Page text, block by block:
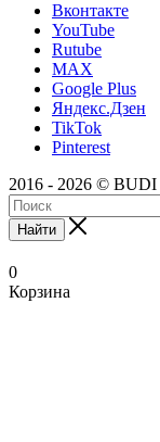
Вконтакте
YouTube
Rutube
MAX
Google Plus
Яндекс.Дзен
TikTok
Pinterest
2016 - 2026 ©
Найти
0
Корзина